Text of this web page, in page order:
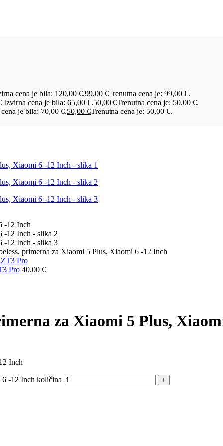
cena je bila: 120,00 €.99,00 €Trenutna cena je: 99,00 €.
Izvirna cena je bila: 65,00 €.50,00 €Trenutna cena je: 50,00 €.
je bila: 70,00 €.50,00 €Trenutna cena je: 50,00 €.
primerna za Xiaomi 5 Plus, Xiaomi 6 -12 Inch
Pro 40,00 €
za Xiaomi 5 Plus,
Inch
6 -12 Inch količina